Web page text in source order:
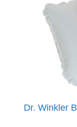
Dr. Winkler